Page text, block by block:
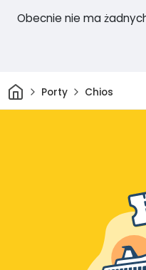
Obecnie nie ma
DomPorty Chios